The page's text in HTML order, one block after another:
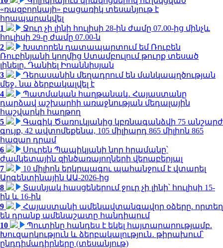
«ռազբորկայի» բացառիկ տեսանյութ է
հրապարակվել
1
Ջուր չի լինի հուլիսի 28-ին ժամը 07.00-ից մինչև
հուլիսի 29-ը ժամը 07.00-ն
2
Խստորեն դատապարտում եմ Ռուբեն
Ռուբինյանի կողմից Ստամբուլում թուրք տեսած
լինելը. Դանիել Իոաննիսյան
3
Դերասանին մեղադրում են մանկապղծության
մեջ․ նա ձերբակալվել է
4
Պատմական հաղթանակ․ Հայաստանը
դարձավ աշխարհի առաջնության մեդալային
հաշվարկի հաղթող
5
Գագիկ Ծառուկյանից կբռնագանձվի 75 անշարժ
գույք, 42 ավտոմեքենա, 105 միլիարդ 865 միլիոն 865
հազար դրամ
6
Սուրեն Պապիկյանի նոր հրամանը՝
ժամկետային զինծառայողների վերաբերյալ
7
10 միլիոն երկրպագու պահանջում է վտարել
Արգենտինային ԱԱ-2026-ից
8
Տասնյակ հասցեներում ջուր չի լինի՝ հուլիսի 15-
ին և 16-ին
9
Հայաստանի ամենավտանգավոր օձերը. որտեղ
են դրանք ամենաշատը հանդիպում
10
Պուտինը հանդես է եկել հայտարարությամբ.
Խուզարկություն և ձերբակալություն․ թիրախում՝
ընդդիմադիրները (տեսանյութ)